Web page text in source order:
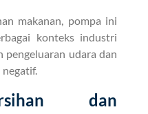
makanan, pompa ini
konteks industri
pengeluaran udara dan
dan